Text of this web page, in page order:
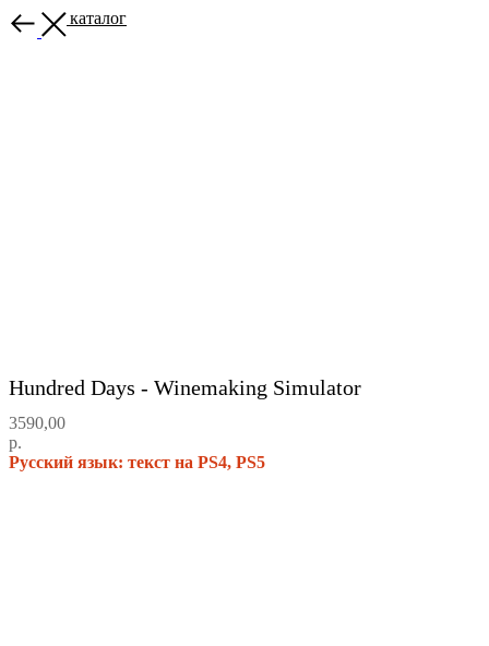
Назад в каталог
Hundred Days - Winemaking Simulator
3590,00
р.
Русский язык: текст на PS4, PS5